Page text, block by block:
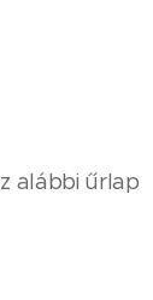
alábbi űrlap